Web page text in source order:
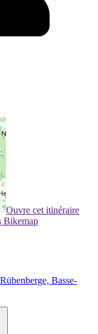
Ouvre cet itinéraire
Bikemap
Basse-